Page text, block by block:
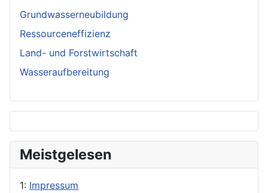
Grundwasserneubildung
Ressourceneffizienz
Land- und Forstwirtschaft
Wasseraufbereitung
Meistgelesen
1: Impressum